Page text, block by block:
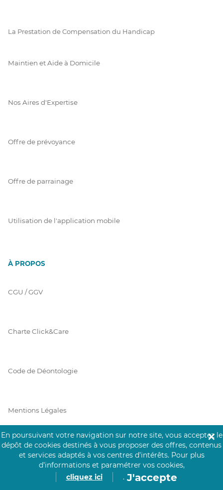
La Prestation de Compensation du Handicap
Maintien et Aide à Domicile
Nos Aires d'Expertise
Offre de prévoyance
Offre de parrainage
Utilisation de l'application mobile
À PROPOS
CGU / GGV
Charte Click&Care
Code de Déontologie
Mentions Légales
Prérequis Click&Care
En poursuivant votre navigation sur notre site, vous acceptez le
dépôt de cookies destinés à vous proposer des offres, contenus
et services adaptés à vos centres d’intérêts. Pour plus
d’informations et paramétrer vos cookies,
cliquez ici
. J'accepte
✕